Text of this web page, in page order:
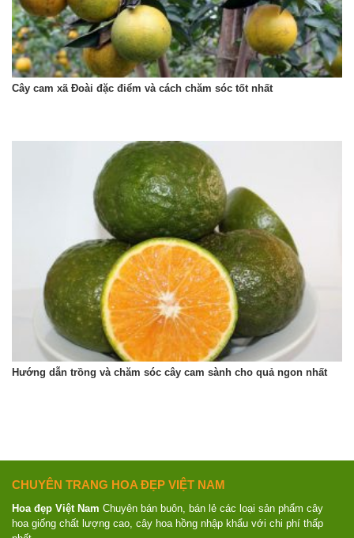
Cây cam xã Đoài đặc điểm và cách chăm sóc tốt nhất
Hướng dẫn trồng và chăm sóc cây cam sành cho quả ngon nhất
CHUYÊN TRANG HOA ĐẸP VIỆT NAM
Hoa đẹp Việt Nam Chuyên bán buôn, bán lẻ các loại sản phẩm cây
hoa giống chất lượng cao, cây hoa hồng nhập khẩu với chi phí thấp